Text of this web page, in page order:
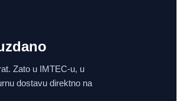
Zato u IMTEC-u, u
dostavu direktno na